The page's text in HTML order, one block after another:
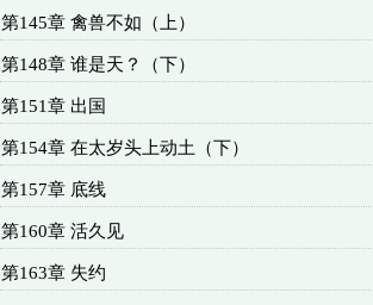
第145章 禽兽不如（上）
第148章 谁是天？（下）
第151章 出国
第154章 在太岁头上动土（下）
第157章 底线
第160章 活久见
第163章 失约